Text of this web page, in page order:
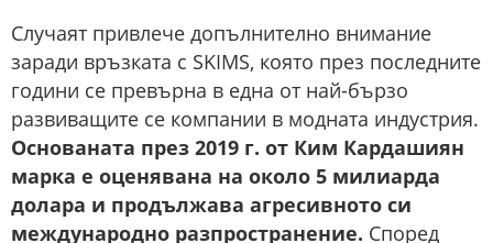
Случаят привлече допълнително внимание
заради връзката с SKIMS, която през последните
години се превърна в една от най-бързо
развиващите се компании в модната индустрия.
Основаната през 2019 г. от Ким Кардашиян
марка е оценявана на около 5 милиарда
долара и продължава агресивното си
международно разпространение. Според